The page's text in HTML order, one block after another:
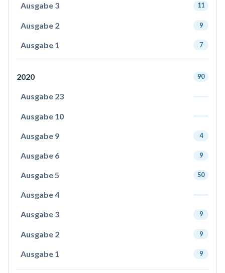
Ausgabe 3 11
Ausgabe 2 9
Ausgabe 1 7
2020 90
Ausgabe 23
Ausgabe 10
Ausgabe 9 4
Ausgabe 6 9
Ausgabe 5 50
Ausgabe 4
Ausgabe 3 9
Ausgabe 2 9
Ausgabe 1 9